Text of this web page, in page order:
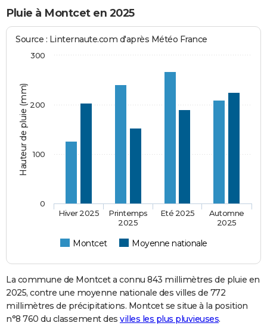
Pluie à Montcet en 2025
Hauteur de pluie (mm)
Source : Linternaute.com d'après Météo France
Montcet Moyenne nationale
Hiver 2025
Printemps
2025
Eté 2025
Automne
2025
0
100
200
300
La commune de Montcet a connu 843 millimètres de pluie en
2025, contre une moyenne nationale des villes de 772
millimètres de précipitations. Montcet se situe à la position
n°8 760 du classement des villes les plus pluvieuses.